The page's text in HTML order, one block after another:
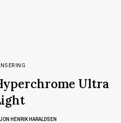
Ultra
JON HENRIK HARALDSEN